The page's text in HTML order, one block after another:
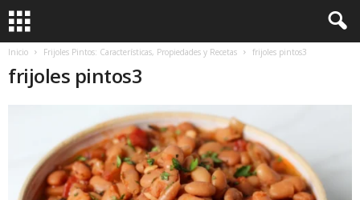
Inicio Frijoles Pintos: Características, Propiedades y Recetas frijoles pintos3
frijoles pintos3